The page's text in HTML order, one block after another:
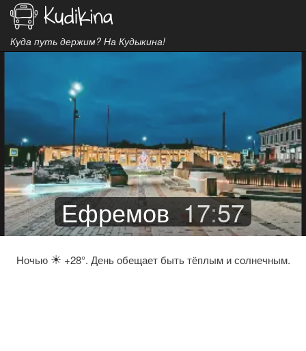
Куда путь держим? На Кудыкина!
Ефремов 17:57
Ночью ☀ +28°. День обещает быть тёплым и солнечным.